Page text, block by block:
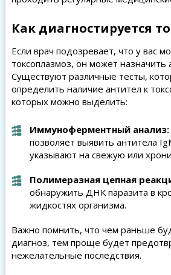
Как диагностируется
Если врач подозревает, что у вас
токсоплазмоз, он может назначить
Существуют различные тесты,
определить наличие антител к
которых можно выделить:
Иммуноферментный анализ:
позволяет выявить антитела
указывают на свежую или
Полимеразная цепная
обнаружить ДНК паразита в
жидкостях организма.
Важно помнить, что чем раньше
диагноз, тем проще будет
нежелательные последствия.